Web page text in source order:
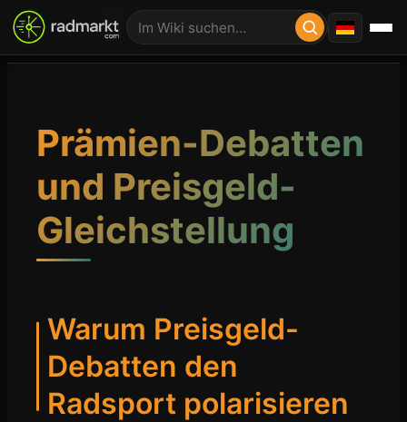
Prämien-Debatten
und Preisgeld-
Gleichstellung
Warum Preisgeld-
Debatten den
Radsport polarisieren